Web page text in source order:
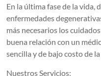
En la última fase de la vida,
enfermedades
más necesarios los
buena relación con un
sencilla y de bajo costo de
Nuestros Servicios: